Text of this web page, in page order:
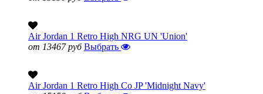
Air Jordan 1 Retro High NRG UN 'Union'
от 13467 руб Выбрать
Air Jordan 1 Retro High Co JP 'Midnight Navy'